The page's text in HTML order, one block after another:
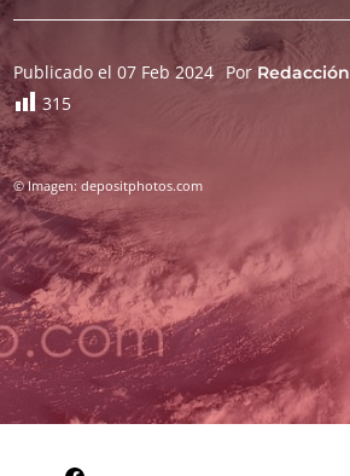
Publicado el 07 Feb 2024 Por
315
© Imagen: depositphotos.com